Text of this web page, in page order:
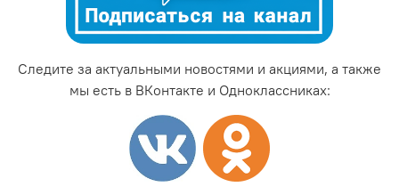
Следите за актуальными новостями и акциями, а также
мы есть в ВКонтакте и Одноклассниках: